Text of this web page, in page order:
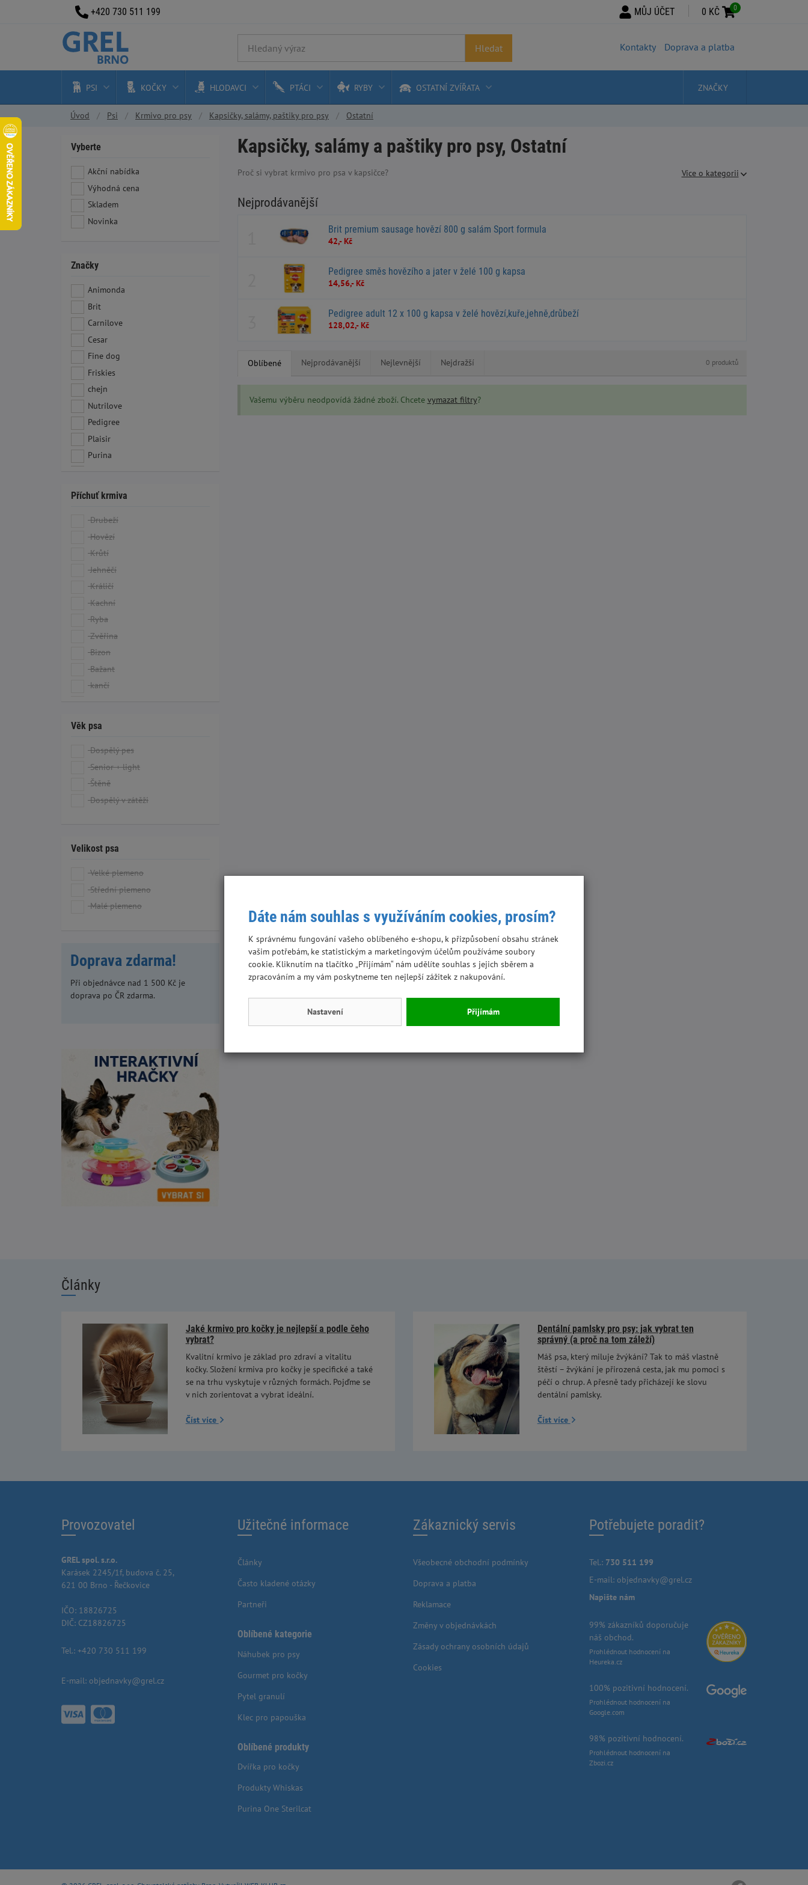
Hledat Kontakty Doprava a platba
PSI KOČKY HLODAVCI PTÁCI RYBY OSTATNÍ ZVÍŘATA ZNAČKY
Úvod Psi Krmivo pro psy Kapsičky, salámy, paštiky pro psy Ostatní
Kapsičky, salámy a paštiky pro psy, Ostatní
Proč si vybrat krmivo pro psa v kapsičce? Více o kategorii
Nejprodávanější
Brit premium sausage hovězí 800 g salám Sport formula
42,- Kč
Pedigree směs hovězího a jater v želé 100 g kapsa
14,56,- Kč
Pedigree adult 12 x 100 g kapsa v želé hovězí,kuře,jehně,drůbeží
128,02,- Kč
Oblíbené Nejprodávanější Nejlevnější Nejdražší
Vašemu výběru neodpovídá žádné zboží. Chcete vymazat filtry?
Vyberte
Akční nabídka
Výhodná cena
Skladem
Novinka
Značky
Animonda
Brit
Carnilove
Cesar
Fine dog
Friskies
chejn
Nutrilove
Pedigree
Plaisir
Purina
Příchuť krmiva
Drubeží
Hovězí
Krůtí
Jehněčí
Králičí
Kachní
Ryba
Zvěřina
Bizon
Bažant
kančí
Věk psa
Dospělý pes
Senior + light
Štěně
Dospělý v zátěži
Velikost psa
Velké plemeno
Střední plemeno
Malé plemeno
Doprava zdarma!
Při objednávce nad 1 500 Kč je
doprava po ČR zdarma.
Články
Jaké krmivo pro kočky je nejlepší a podle čeho
vybrat?
Kvalitní krmivo je základ pro zdraví a vitalitu
kočky. Složení krmiva pro kočky je specifické a také
se na trhu vyskytuje v různých formách. Pojďme se
v nich zorientovat a vybrat ideální.
Číst více
Dentální pamlsky pro psy: jak vybrat ten
správný (a proč na tom záleží)
Máš psa, který miluje žvýkání? Tak to máš vlastně
štěstí – žvýkání je přirozená cesta, jak mu pomoci s
péčí o chrup. A přesně tady přicházejí ke slovu
dentální pamlsky.
Číst více
Provozovatel
GREL spol. s.r.o.
Karásek 2245/1f, budova č. 25,
621 00 Brno - Řečkovice
IČO: 18826725
DIČ: CZ18826725
Tel.: +420 730 511 199
E-mail: objednavky@grel.cz
Užitečné informace
Články
Často kladené otázky
Partneři
Oblíbené kategorie
Náhubek pro psy
Gourmet pro kočky
Pytel granulí
Klec pro papouška
Oblíbené produkty
Dvířka pro kočky
Produkty Whiskas
Purina One Sterilcat
Zákaznický servis
Všeobecné obchodní podmínky
Doprava a platba
Reklamace
Změny v objednávkách
Zásady ochrany osobních údajů
Cookies
Potřebujete poradit?
Tel.: 730 511 199
E-mail: objednavky@grel.cz
Napište nám
99% zákazníků doporučuje
náš obchod.
Prohlédnout hodnocení na
Heureka.cz
100% pozitivní hodnocení.
Prohlédnout hodnocení na
Google.com
98% pozitivní hodnocení.
Prohlédnout hodnocení na
Zbozi.cz
0 KČ 0
MŮJ ÚČET
+420 730 511 199
Dáte nám souhlas s využíváním cookies, prosím?
K správnému fungování vašeho oblíbeného e-shopu, k přizpůsobení obsahu stránek
vašim potřebám, ke statistickým a marketingovým účelům používáme soubory
cookie. Kliknutím na tlačítko „Přijímám“ nám udělíte souhlas s jejich sběrem a
zpracováním a my vám poskytneme ten nejlepší zážitek z nakupování.
Nastavení Přijímám